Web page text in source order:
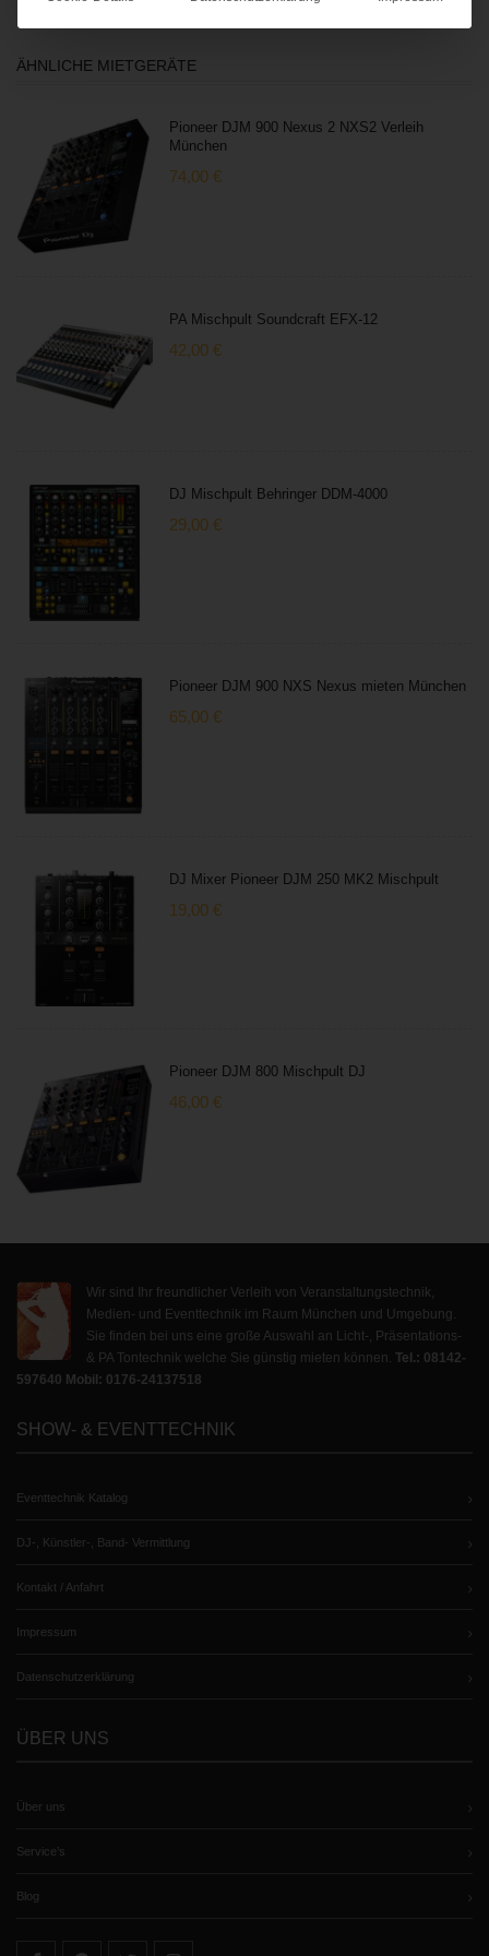
ÄHNLICHE MIETGERÄTE
Pioneer DJM 900 Nexus 2 NXS2 Verleih
München
74,00€
PA Mischpult Soundcraft EFX-12
42,00€
DJ Mischpult Behringer DDM-4000
29,00€
Pioneer DJM 900 NXS Nexus mieten München
65,00€
DJ Mixer Pioneer DJM 250 MK2 Mischpult
19,00€
Pioneer DJM 800 Mischpult DJ
46,00€
Wir sind Ihr freundlicher Verleih von Veranstaltungstechnik,
Medien- und Eventtechnik im Raum München und Umgebung.
Sie finden bei uns eine große Auswahl an Licht-, Präsentations-
& PA Tontechnik welche Sie günstig mieten können. Tel.: 08142-
597640 Mobil: 0176-24137518
SHOW- & EVENTTECHNIK
Eventtechnik Katalog
DJ-, Künstler-, Band- Vermittlung
Kontakt / Anfahrt
Impressum
Datenschutzerklärung
ÜBER UNS
Über uns
Service’s
Blog